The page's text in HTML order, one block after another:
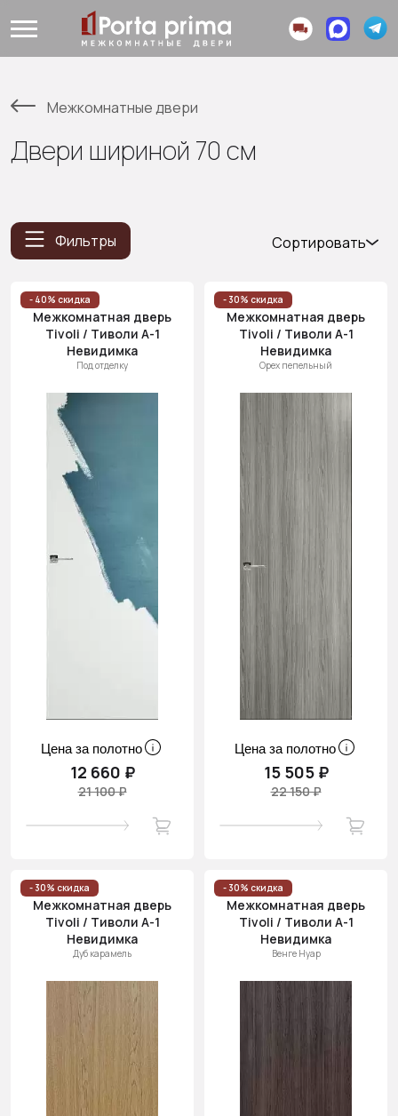
Межкомнатные двери
Двери шириной 70 см
Фильтры
Сортировать
Цена
(возр.)
Цена (убыв.)
Cначала
новинки
Cначала
скидки
- 40% скидка
Межкомнатная дверь
Tivoli / Тиволи А-1
Невидимка
Под отделку
Цена за полотно
12 660 ₽
21 100 ₽
- 30% скидка
Межкомнатная дверь
Tivoli / Тиволи А-1
Невидимка
Орех пепельный
Цена за полотно
15 505 ₽
22 150 ₽
- 30% скидка
Межкомнатная дверь
Tivoli / Тиволи А-1
Невидимка
Дуб карамель
- 30% скидка
Межкомнатная дверь
Tivoli / Тиволи А-1
Невидимка
Венге Нуар